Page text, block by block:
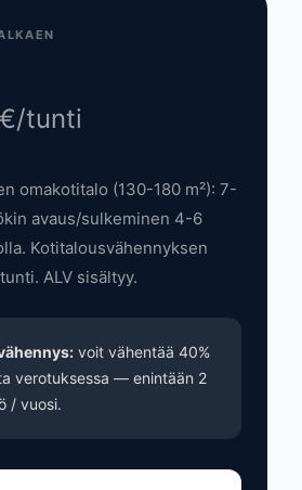
€/tunti
omakotitalo (130-180 m²): 7-
avaus/sulkeminen 4-6
Kotitalousvähennyksen
ALV sisältyy.
voit vähentää 40%
verotuksessa — enintään 2
/ vuosi.